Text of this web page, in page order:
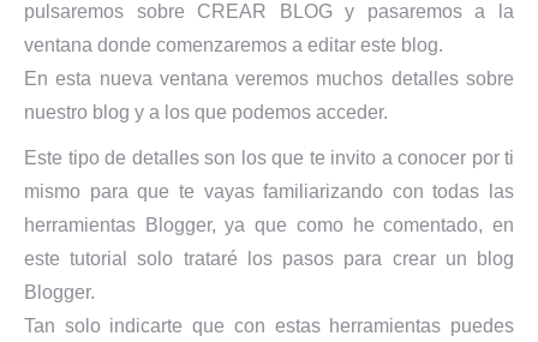
pulsaremos sobre CREAR BLOG y pasaremos a la
ventana donde comenzaremos a editar este blog.
En esta nueva ventana veremos muchos detalles sobre
nuestro blog y a los que podemos acceder.
Este tipo de detalles son los que te invito a conocer por ti
mismo para que te vayas familiarizando con todas las
herramientas Blogger, ya que como he comentado, en
este tutorial solo trataré los pasos para crear un blog
Blogger.
Tan solo indicarte que con estas herramientas puedes